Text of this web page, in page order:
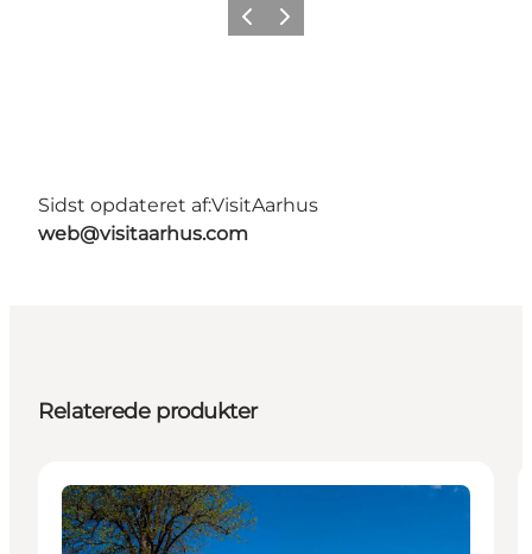
ForrigeNæste
Sidst opdateret af:VisitAarhus
web@visitaarhus.com
Relaterede produkter
Attraktioner